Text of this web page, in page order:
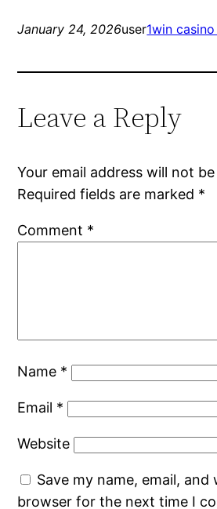
January 24, 2026user1win
Leave a Reply
Your email address will not
Required fields are marked *
Comment *
Name *
Email *
Website
Save my name, email, and
browser for the next time I